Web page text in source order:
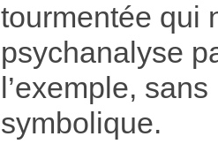
tourmentée qui
psychanalyse
l’exemple,
symbolique.